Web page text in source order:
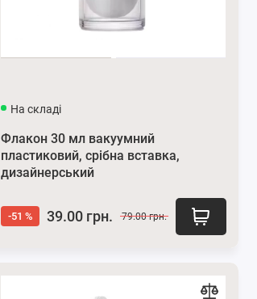
На складі
Флакон 30 мл вакуумний
пластиковий, срібна вставка,
дизайнерський
-51 % 39.00 грн. 79.00 грн.